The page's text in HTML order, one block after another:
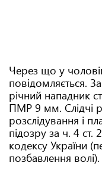
Через що у
повідомляється.
річний нападник
ПМР 9 мм. Слідчі
розслідування і
підозру за ч. 4 ст.
кодексу України
позбавлення волі).